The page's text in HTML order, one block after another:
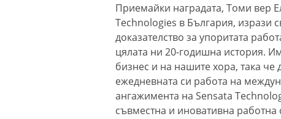
Приемайки наградата, Томи вер
Technologies в България, изрази
доказателство за упоритата
цялата ни 20-годишна история.
бизнес и на нашите хора, така че
ежедневната си работа на
ангажимента на Sensata
съвместна и иновативна работна